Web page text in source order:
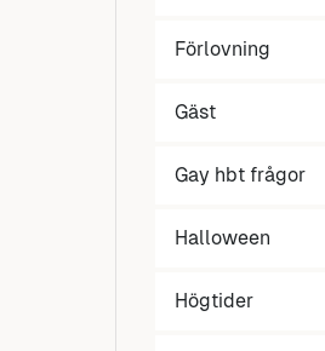
Förlovning
Gäst
Gay hbt frågor
Halloween
Högtider